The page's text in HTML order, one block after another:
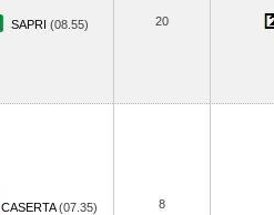
SAPRI (08.55) 20
CASERTA(07.35) 8